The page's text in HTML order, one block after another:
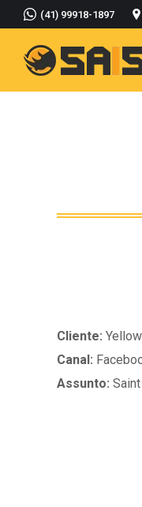
(41) 99918-1897
Cliente:
Canal:
Assunto: